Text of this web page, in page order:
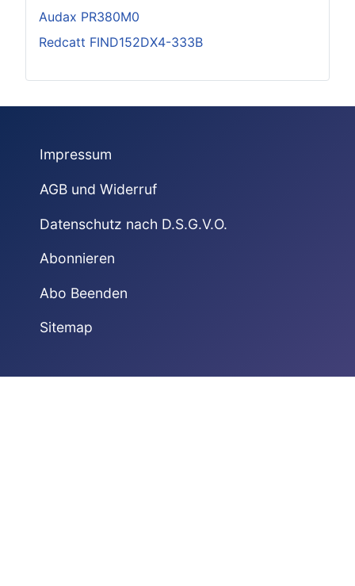
Audax PR380M0
Redcatt FIND152DX4-333B
Impressum
AGB und Widerruf
Datenschutz nach D.S.G.V.O.
Abonnieren
Abo Beenden
Sitemap